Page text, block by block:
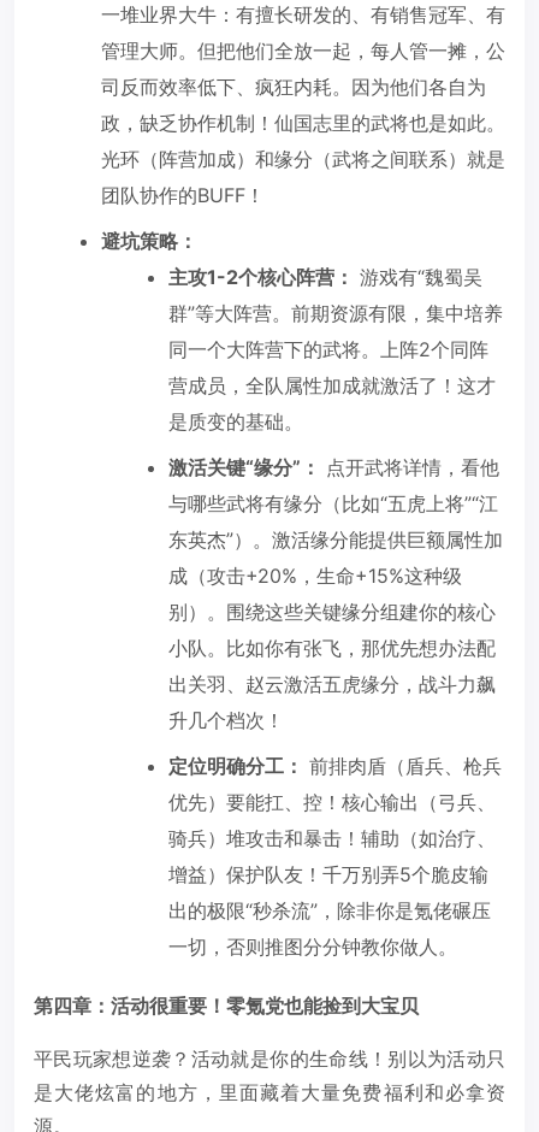
一堆业界大牛：有擅长研发的、有销售冠军、有
管理大师。但把他们全放一起，每人管一摊，公
司反而效率低下、疯狂内耗。因为他们各自为
政，缺乏协作机制！仙国志里的武将也是如此。
光环（阵营加成）和缘分（武将之间联系）就是
团队协作的BUFF！
避坑策略：
主攻1-2个核心阵营： 游戏有“魏蜀吴
群”等大阵营。前期资源有限，集中培养
同一个大阵营下的武将。上阵2个同阵
营成员，全队属性加成就激活了！这才
是质变的基础。
激活关键“缘分”：
点开武将详情，看他
与哪些武将有缘分（比如“五虎上将”“江
东英杰”）。激活缘分能提供巨额属性加
成（攻击+20%，生命+15%这种级
别）。围绕这些关键缘分组建你的核心
小队。比如你有张飞，那优先想办法配
出关羽、赵云激活五虎缘分，战斗力飙
升几个档次！
定位明确分工： 前排肉盾（盾兵、枪兵
优先）要能扛、控！核心输出（弓兵、
骑兵）堆攻击和暴击！辅助（如治疗、
增益）保护队友！千万别弄5个脆皮输
出的极限“秒杀流”，除非你是氪佬碾压
一切，否则推图分分钟教你做人。
第四章：活动很重要！零氪党也能捡到大宝贝
平民玩家想逆袭？活动就是你的生命线！别以为活动只
是大佬炫富的地方，里面藏着大量免费福利和必拿资
源。